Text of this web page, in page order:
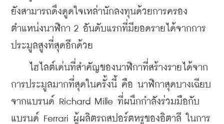
ยังสามารถดึงดูดใจเหล่านักลงทุนด้วยการครอง
ตำแหน่งนาฬิกา 2 อันดับแรกที่มียอดรายได้จากการ
ประมูลสูงที่สุดอีกด้วย
ไฮไลต์เด่นที่สำคัญของนาฬิกาที่สร้างรายได้จาก
การประมูลมากที่สุดในครั้งนี้ คือ นาฬิกาสุดบางเฉียบ
จากแบรนด์ Richard Mille ที่ผนึกกำลังร่วมมือกับ
แบรนด์ Ferrari ผู้ผลิตรถสปอร์ตหรูของอิตาลี ในการ